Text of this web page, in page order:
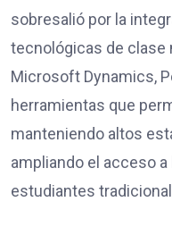
sobresalió por la
tecnológicas de clase
Microsoft Dynamics,
herramientas que
manteniendo altos
ampliando el acceso
estudiantes